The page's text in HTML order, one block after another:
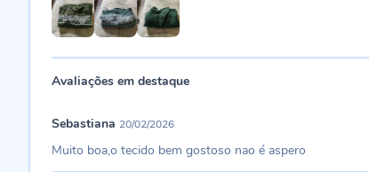
Avaliações em destaque
Sebastiana 20/02/2026
Muito boa,o tecido bem gostoso nao é aspero